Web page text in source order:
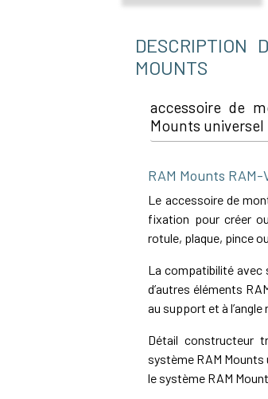
DESCRIPTION
MOUNTS
accessoire de
Mounts universel
RAM Mounts RAM-
Le accessoire de
fixation pour créer
rotule, plaque, pince
La compatibilité avec
d’autres éléments
au support et à l’angle
Détail constructeur
système RAM
le système RAM